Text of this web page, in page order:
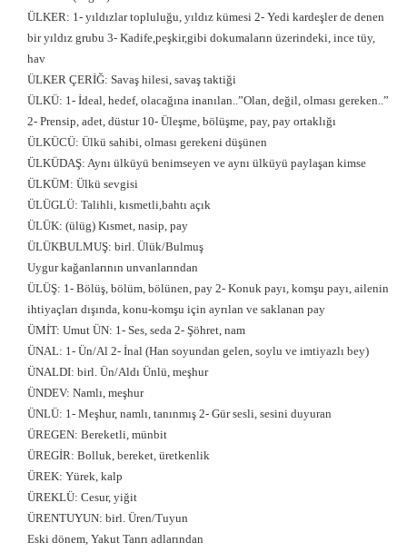
ÜLKER: 1- yıldızlar topluluğu, yıldız kümesi 2- Yedi kardeşler de denen
bir yıldız grubu 3- Kadife,peşkir,gibi dokumaların üzerindeki, ince tüy,
hav
ÜLKER ÇERİĞ: Savaş hilesi, savaş taktiği
ÜLKÜ: 1- İdeal, hedef, olacağına inanılan..”Olan, değil, olması gereken..”
2- Prensip, adet, düstur 10- Üleşme, bölüşme, pay, pay ortaklığı
ÜLKÜCÜ: Ülkü sahibi, olması gerekeni düşünen
ÜLKÜDAŞ: Aynı ülküyü benimseyen ve aynı ülküyü paylaşan kimse
ÜLKÜM: Ülkü sevgisi
ÜLÜGLÜ: Talihli, kısmetli,bahtı açık
ÜLÜK: (ülüg) Kısmet, nasip, pay
ÜLÜKBULMUŞ: birl. Ülük/Bulmuş
Uygur kağanlarının unvanlarından
ÜLÜŞ: 1- Bölüş, bölüm, bölünen, pay 2- Konuk payı, komşu payı, ailenin
ihtiyaçları dışında, konu-komşu için ayrılan ve saklanan pay
ÜMİT: Umut ÜN: 1- Ses, seda 2- Şöhret, nam
ÜNAL: 1- Ün/Al 2- İnal (Han soyundan gelen, soylu ve imtiyazlı bey)
ÜNALDI: birl. Ün/Aldı Ünlü, meşhur
ÜNDEV: Namlı, meşhur
ÜNLÜ: 1- Meşhur, namlı, tanınmış 2- Gür sesli, sesini duyuran
ÜREGEN: Bereketli, münbit
ÜREGİR: Bolluk, bereket, üretkenlik
ÜREK: Yürek, kalp
ÜREKLÜ: Cesur, yiğit
ÜRENTUYUN: birl. Üren/Tuyun
Eski dönem, Yakut Tanrı adlarından